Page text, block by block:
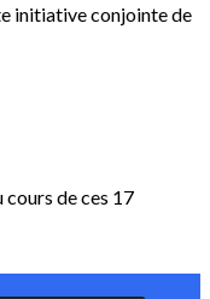
initiative conjointe de
cours de ces 17